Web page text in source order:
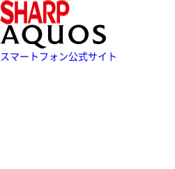
スマートフォン公式サイト